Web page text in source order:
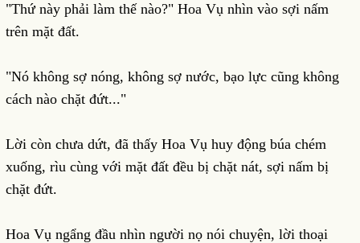
"Thứ này phải làm thế nào?" Hoa Vụ nhìn vào sợi nấm
trên mặt đất.
"Nó không sợ nóng, không sợ nước, bạo lực cũng không
cách nào chặt đứt..."
Lời còn chưa dứt, đã thấy Hoa Vụ huy động búa chém
xuống, rìu cùng với mặt đất đều bị chặt nát, sợi nấm bị
chặt đứt.
Hoa Vụ ngẩng đầu nhìn người nọ nói chuyện, lời thoại